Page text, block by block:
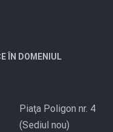
ÎN DOMENIUL
Piaţa Poligon nr. 4
(Sediul nou)